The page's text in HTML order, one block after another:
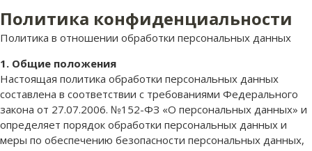
Политика конфиденциальности
Политика в отношении обработки персональных данных
1. Общие положения
Настоящая политика обработки персональных данных
составлена в соответствии с требованиями Федерального
закона от 27.07.2006. №152-ФЗ «О персональных данных» и
определяет порядок обработки персональных данных и
меры по обеспечению безопасности персональных данных,